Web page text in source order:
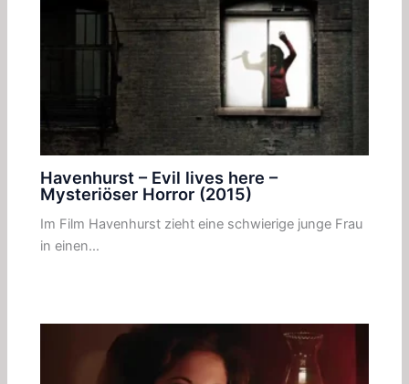
Havenhurst – Evil lives here –
Mysteriöser Horror (2015)
Im Film Havenhurst zieht eine schwierige junge Frau
in einen…